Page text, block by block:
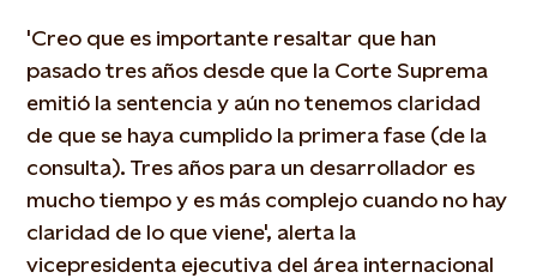
'Creo que es importante resaltar que han
pasado tres años desde que la Corte Suprema
emitió la sentencia y aún no tenemos claridad
de que se haya cumplido la primera fase (de la
consulta). Tres años para un desarrollador es
mucho tiempo y es más complejo cuando no hay
claridad de lo que viene', alerta la
vicepresidenta ejecutiva del área internacional